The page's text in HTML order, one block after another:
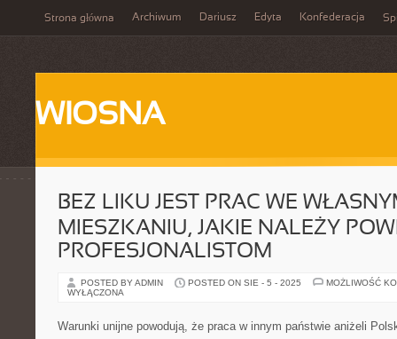
Strona główna Archiwum Dariusz Edyta Konfederacja
WIOSNA
BEZ LIKU JEST PRAC WE
MIESZKANIU, JAKIE NALEŻY
PROFESJONALISTOM
POSTED BY ADMIN POSTED ON SIE - 5 - 2025
MOŻLIWOŚĆ
WYŁĄCZONA
Warunki unijne powodują, że praca w innym państwie aniżeli